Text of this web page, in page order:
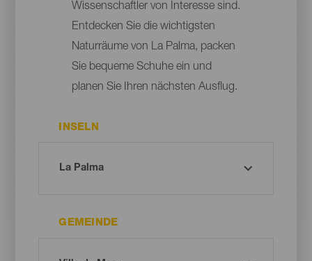
Wissenschaftler von Interesse sind.
Entdecken Sie die wichtigsten
Naturräume von La Palma, packen
Sie bequeme Schuhe ein und
planen Sie Ihren nächsten Ausflug.
INSELN
GEMEINDE